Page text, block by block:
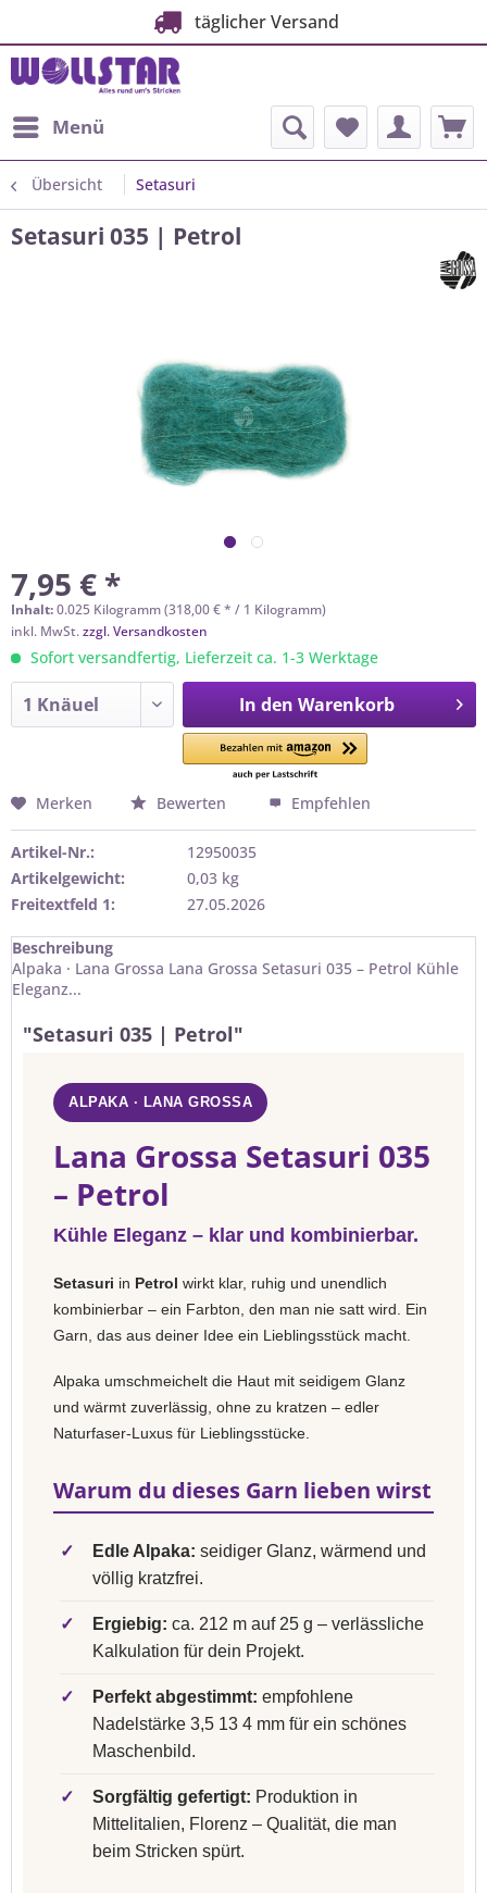
täglicher Versand
Menü
Übersicht Setasuri
Setasuri 035 | Petrol
7,95 € *
Inhalt:0.025 Kilogramm (318,00 € * / 1 Kilogramm)
inkl. MwSt.zzgl. Versandkosten
Sofort versandfertig, Lieferzeit ca. 1-3 Werktage
In den Warenkorb
Merken Bewerten Empfehlen
Artikel-Nr.:
12950035
Artikelgewicht:
0,03 kg
Freitextfeld 1:
27.05.2026
Beschreibung
Alpaka · Lana Grossa Lana Grossa Setasuri 035 – Petrol Kühle
Eleganz...
"Setasuri 035 | Petrol"
ALPAKA · LANA GROSSA
Lana Grossa Setasuri 035
– Petrol
Kühle Eleganz – klar und kombinierbar.
Setasuri in Petrol wirkt klar, ruhig und unendlich
kombinierbar – ein Farbton, den man nie satt wird. Ein
Garn, das aus deiner Idee ein Lieblingsstück macht.
Alpaka umschmeichelt die Haut mit seidigem Glanz
und wärmt zuverlässig, ohne zu kratzen – edler
Naturfaser-Luxus für Lieblingsstücke.
Warum du dieses Garn lieben wirst
✓ Edle Alpaka: seidiger Glanz, wärmend und
völlig kratzfrei.
✓ Ergiebig: ca. 212 m auf 25 g – verlässliche
Kalkulation für dein Projekt.
✓ Perfekt abgestimmt: empfohlene
Nadelstärke 3,5 13 4 mm für ein schönes
Maschenbild.
✓ Sorgfältig gefertigt: Produktion in
Mittelitalien, Florenz – Qualität, die man
beim Stricken spürt.